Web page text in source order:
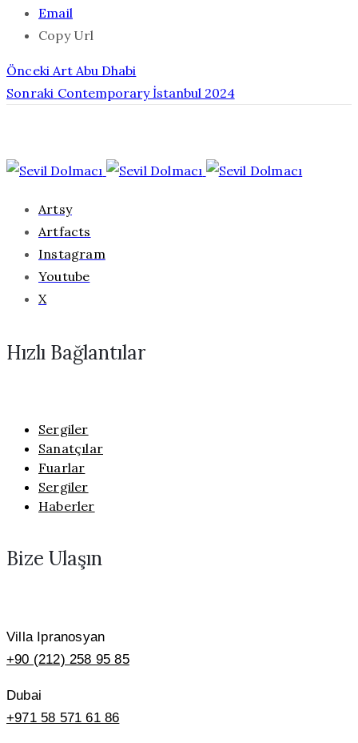
Email
Copy Url
Önceki Art Abu Dhabi
Sonraki Contemporary İstanbul 2024
Artsy
Artfacts
Instagram
Youtube
X
Hızlı Bağlantılar
Sergiler
Sanatçılar
Fuarlar
Sergiler
Haberler
Bize Ulaşın
Villa Ipranosyan
+90 (212) 258 95 85
Dubai
+971 58 571 61 86